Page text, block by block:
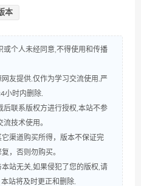
本
或个人未经同意,不得使用和传播
友提供.仅作为学习交流使用.严
小时内删除.
后联系版权方进行授权,本站不参
技术使用。
渠道购买所得，版本不保证完
，否则勿购买。
站无关,如果侵犯了您的版权,请
站将及时更正和删除.